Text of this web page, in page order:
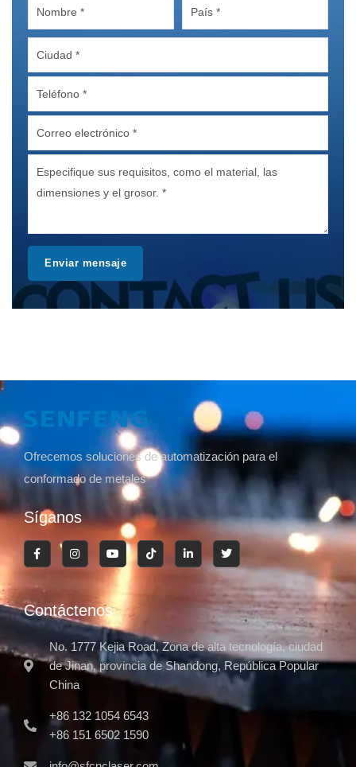
Enviar mensaje
Ofrecemos soluciones de automatización para el
conformado de metales
Síganos
Contáctenos
No. 1777 Kejia Road, Zona de alta tecnología, ciudad
de Jinan, provincia de Shandong, República Popular
China
+86 132 1054 6543
+86 151 6502 1590